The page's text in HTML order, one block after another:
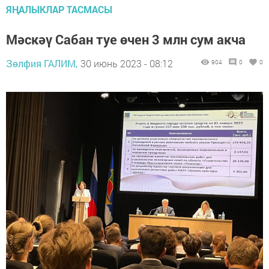
ЯҢАЛЫКЛАР ТАСМАСЫ
Мәскәү Сабан туе өчен 3 млн сум акча
Зөлфия ГАЛИМ, 30 июнь 2023 - 08:12 904 0 0